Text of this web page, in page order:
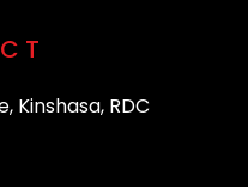
Kinshasa, RDC